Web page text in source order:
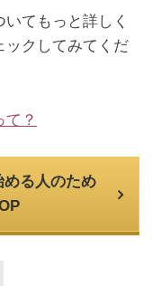
てもっと詳しく
ックしてみてくだ
？
る人のため